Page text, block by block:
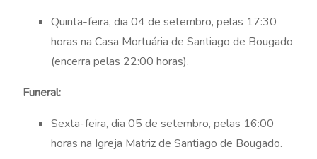
Quinta-feira, dia 04 de setembro, pelas 17:30
horas na Casa Mortuária de Santiago de Bougado
(encerra pelas 22:00 horas).
Funeral:
Sexta-feira, dia 05 de setembro, pelas 16:00
horas na Igreja Matriz de Santiago de Bougado.